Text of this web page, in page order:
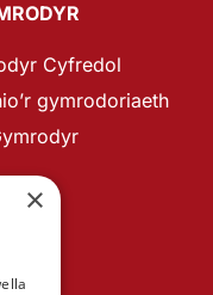
Cyfredol
gymrodoriaeth
×